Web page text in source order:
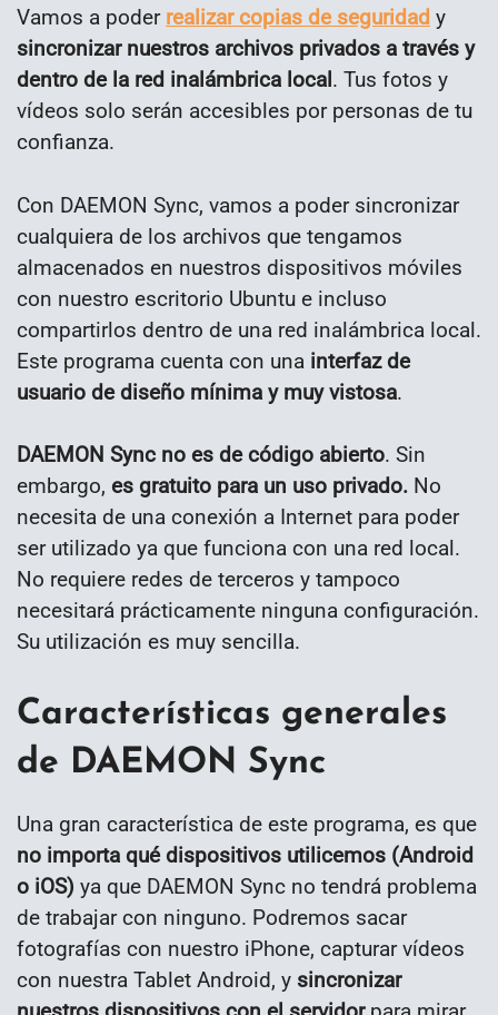
Vamos a poder realizar copias de seguridad y
sincronizar nuestros archivos privados a través y
dentro de la red inalámbrica local. Tus fotos y
vídeos solo serán accesibles por personas de tu
confianza.
Con DAEMON Sync, vamos a poder sincronizar
cualquiera de los archivos que tengamos
almacenados en nuestros dispositivos móviles
con nuestro escritorio Ubuntu e incluso
compartirlos dentro de una red inalámbrica local.
Este programa cuenta con una interfaz de
usuario de diseño mínima y muy vistosa.
DAEMON Sync no es de código abierto. Sin
embargo, es gratuito para un uso privado. No
necesita de una conexión a Internet para poder
ser utilizado ya que funciona con una red local.
No requiere redes de terceros y tampoco
necesitará prácticamente ninguna configuración.
Su utilización es muy sencilla.
Características generales
de DAEMON Sync
Una gran característica de este programa, es que
no importa qué dispositivos utilicemos (Android
o iOS) ya que DAEMON Sync no tendrá problema
de trabajar con ninguno. Podremos sacar
fotografías con nuestro iPhone, capturar vídeos
con nuestra Tablet Android, y sincronizar